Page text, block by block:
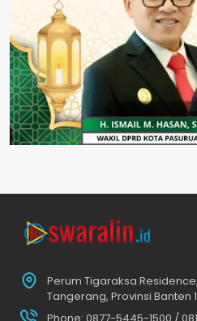
Perum Tigaraksa
Tangerang, Provinsi Banten